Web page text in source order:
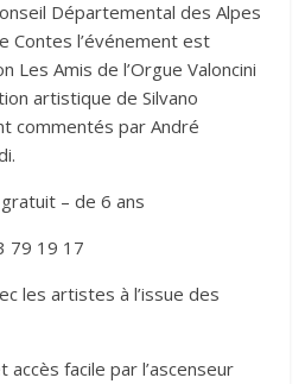
Départemental des Alpes
Contes l’événement est
Les Amis de l’Orgue Valoncini
artistique de Silvano
commentés par André
– de 6 ans
79 19 17
les artistes à l’issue des
facile par l’ascenseur